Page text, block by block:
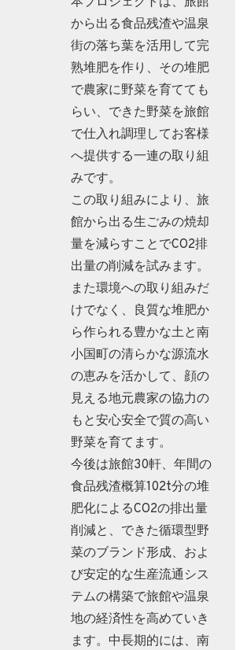
から出る食品残渣や温泉
街の落ち葉を活用して完
熟堆肥を作り、その堆肥
で農家に野菜を育てても
らい、できた野菜を旅館
で仕入れ調理してお客様
へ提供する一連の取り組
みです。
この取り組みにより、旅
館から出る生ごみの焼却
量を減らすことでCO2排
出量の削減を試みます。
また環境への取り組みだ
けでなく、良質な堆肥か
ら作られる豊かな土と南
小国町の清らかな源流水
の恵みを活かして、顔の
見える地元農家の協力の
もと安心安全で質の高い
野菜を育てます。
今後は旅館30軒、年間の
食品残渣概算102t分の堆
肥化によるCO2の排出量
削減と、できた循環型野
菜のブランド形成、およ
び安定的な生産流通シス
テムの構築で旅館や温泉
地の経済性を高めていき
ます。中長期的には、南